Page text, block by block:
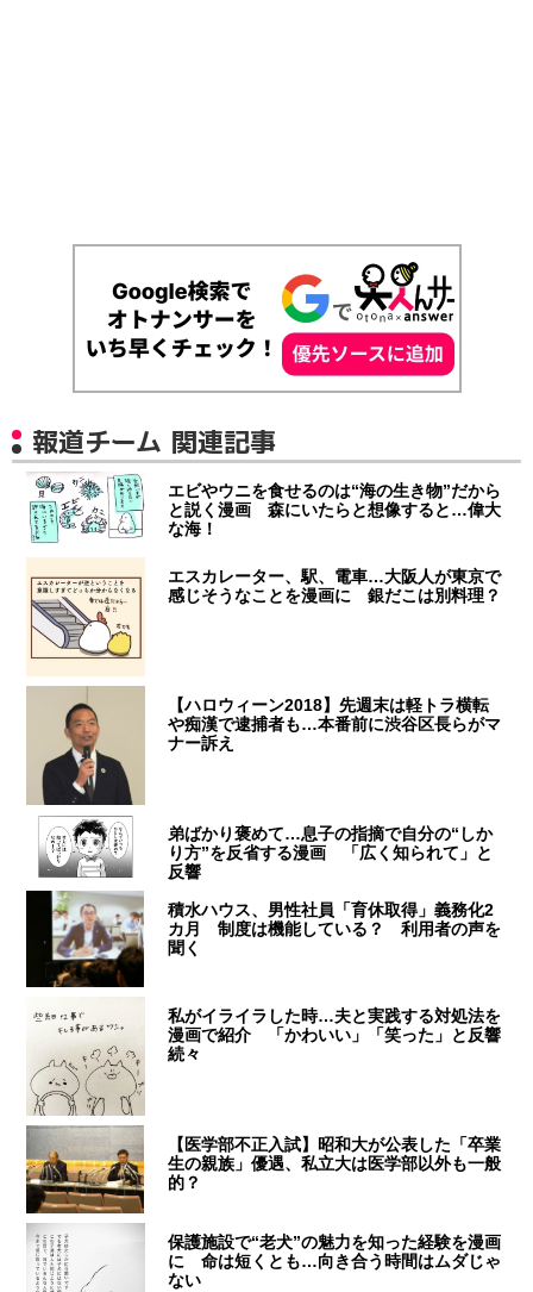
報道チーム 関連記事
エビやウニを食せるのは“海の生き物”だから
と説く漫画 森にいたらと想像すると…偉大
な海！
エスカレーター、駅、電車…大阪人が東京で
感じそうなことを漫画に 銀だこは別料理？
【ハロウィーン2018】先週末は軽トラ横転
や痴漢で逮捕者も…本番前に渋谷区長らがマ
ナー訴え
弟ばかり褒めて…息子の指摘で自分の“しか
り方”を反省する漫画 「広く知られて」と
反響
積水ハウス、男性社員「育休取得」義務化2
カ月 制度は機能している？ 利用者の声を
聞く
私がイライラした時…夫と実践する対処法を
漫画で紹介 「かわいい」「笑った」と反響
続々
【医学部不正入試】昭和大が公表した「卒業
生の親族」優遇、私立大は医学部以外も一般
的？
保護施設で“老犬”の魅力を知った経験を漫画
に 命は短くとも…向き合う時間はムダじゃ
ない